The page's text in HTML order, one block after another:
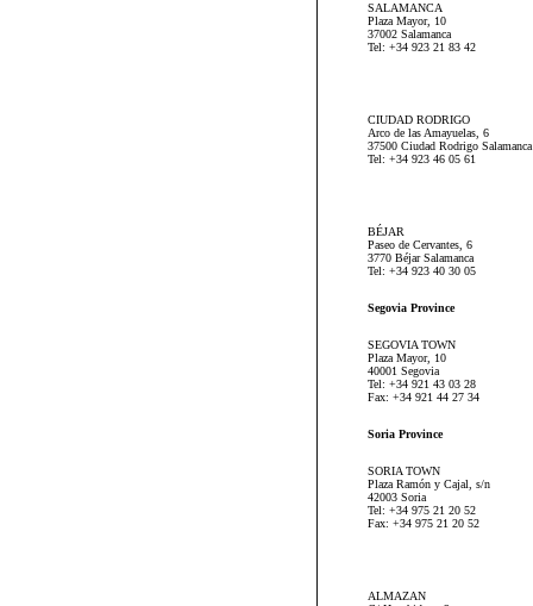
SALAMANCA
Plaza Mayor, 10
37002 Salamanca
Tel: +34 923 21 83 42
CIUDAD RODRIGO
Arco de las Amayuelas, 6
37500 Ciudad Rodrigo Salamanca
Tel: +34 923 46 05 61
BÉJAR
Paseo de Cervantes, 6
3770 Béjar Salamanca
Tel: +34 923 40 30 05
Segovia Province
SEGOVIA TOWN
Plaza Mayor, 10
40001 Segovia
Tel: +34 921 43 03 28
Fax: +34 921 44 27 34
Soria Province
SORIA TOWN
Plaza Ramón y Cajal, s/n
42003 Soria
Tel: +34 975 21 20 52
Fax: +34 975 21 20 52
ALMAZAN